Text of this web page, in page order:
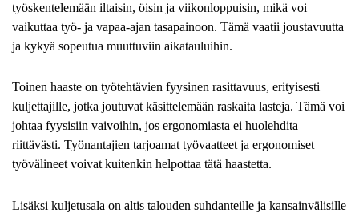
työskentelemään iltaisin, öisin ja viikonloppuisin, mikä voi
vaikuttaa työ- ja vapaa-ajan tasapainoon. Tämä vaatii joustavuutta
ja kykyä sopeutua muuttuviin aikatauluihin.
Toinen haaste on työtehtävien fyysinen rasittavuus, erityisesti
kuljettajille, jotka joutuvat käsittelemään raskaita lasteja. Tämä voi
johtaa fyysisiin vaivoihin, jos ergonomiasta ei huolehdita
riittävästi. Työnantajien tarjoamat työvaatteet ja ergonomiset
työvälineet voivat kuitenkin helpottaa tätä haastetta.
Lisäksi kuljetusala on altis talouden suhdanteille ja kansainvälisille